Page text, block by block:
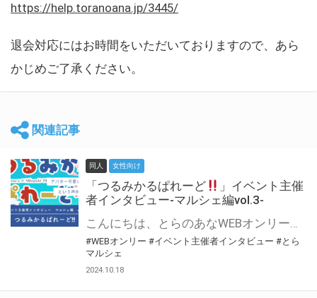
https://help.toranoana.jp/3445/
退会対応にはお時間をいただいておりますので、あら
かじめご了承ください。
関連記事
同人 女性向け
「つるみかるぱれーど
」イベント主催
者インタビュー-マルシェ編vol.3-
こんにちは、とらのあなWEBオンリー運営スタッフです。 新たにお届けする、イベント主催者インタビュー-マルシェ編-は、 とらのあなWEBオンリー「マルシェ」をご利用した主催様に 「マルシェ」を使って開催した感想や心がけをお聞きする企画です。 今回は、WEBオンリー初開催「つるみかるぱれーど
#WEBオンリー #イベント主催者インタビュー #とら
マルシェ
2024.10.18